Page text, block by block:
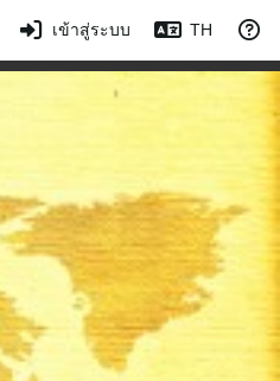
เข้าสู่ระบบ TH